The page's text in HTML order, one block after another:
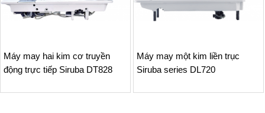
Máy may hai kim cơ truyền
động trực tiếp Siruba DT828
Máy may một kim liền trục
Siruba series DL720